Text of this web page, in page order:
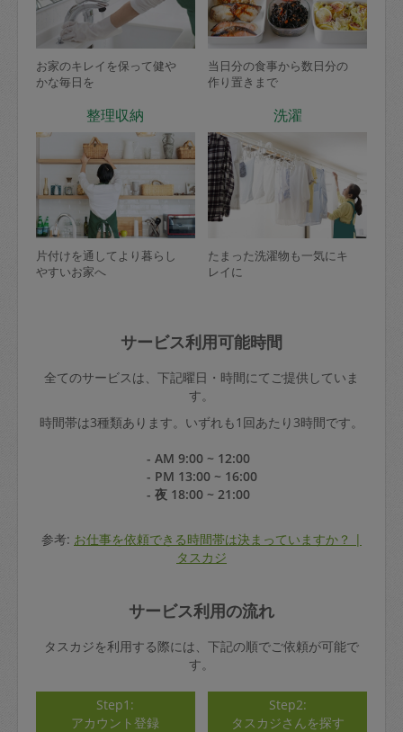
お家のキレイを保って健や
かな毎日を
当日分の食事から数日分の
作り置きまで
整理収納
片付けを通してより暮らし
やすいお家へ
洗濯
たまった洗濯物も一気にキ
レイに
サービス利用可能時間
全てのサービスは、下記曜日・時間にてご提供していま
す。
時間帯は3種類あります。いずれも1回あたり3時間です。
- AM 9:00 ~ 12:00
- PM 13:00 ~ 16:00
- 夜 18:00 ~ 21:00
参考: お仕事を依頼できる時間帯は決まっていますか？ |
タスカジ
サービス利用の流れ
タスカジを利用する際には、下記の順でご依頼が可能で
す。
Step1:
アカウント登録
Step2:
タスカジさんを探す